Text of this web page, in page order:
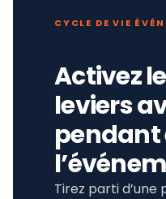
CYCLE DE VIE
Activez
leviers
pendant
Tirez parti